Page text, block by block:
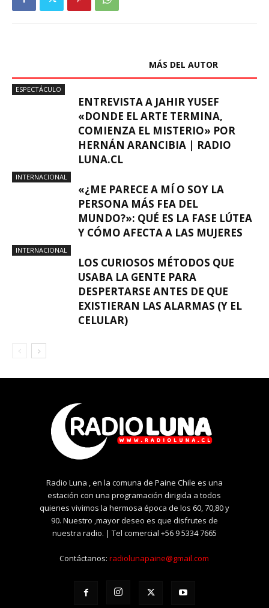
MÁS DEL AUTOR
ESPECTÁCULO
ENTREVISTA A JAHIR YUSEF
«DONDE EL ARTE TERMINA,
COMIENZA EL MISTERIO» POR
HERNÁN ARANCIBIA | RADIO
LUNA.CL
INTERNACIONAL
«¿ME PARECE A MÍ O SOY LA
PERSONA MÁS FEA DEL
MUNDO?»: QUÉ ES LA FASE LÚTEA
Y CÓMO AFECTA A LAS MUJERES
INTERNACIONAL
LOS CURIOSOS MÉTODOS QUE
USABA LA GENTE PARA
DESPERTARSE ANTES DE QUE
EXISTIERAN LAS ALARMAS (Y EL
CELULAR)
Radio Luna , en la comuna de Paine Chile es una
estación con una programación dirigida a todos
quienes vivimos la hermosa época de los 60, 70,80 y
90. Nuestro ,mayor deseo es que disfrutes de
nuestra radio. | Tel comercial +56 9 5334 7665
Contáctanos:radiolunapaine@gmail.com